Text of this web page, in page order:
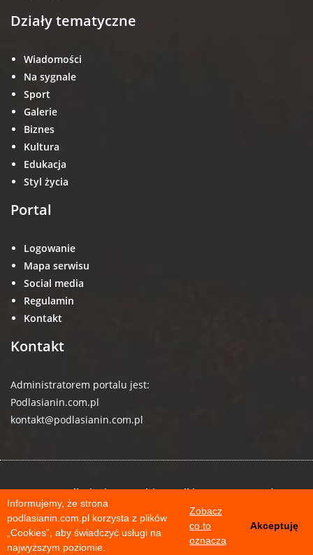
Informujemy, że strona
podlasianin.com.pl korzysta z plików
„Cookies”, aby świadczyć usługi na
najwyższym poziomie.
Zobacz
co to
oznacza
Akceptuję
Działy tematyczne
Wiadomości
Na sygnale
Sport
Galerie
Biznes
Kultura
Edukacja
Styl życia
Portal
Logowanie
Mapa serwisu
Social media
Regulamin
Kontakt
Kontakt
Administratorem portalu jest:
Podlasianin.com.pl
kontakt@podlasianin.com.pl
© 2026 podlasianin.com.pl | Wszelkie prawa zastrzeżone